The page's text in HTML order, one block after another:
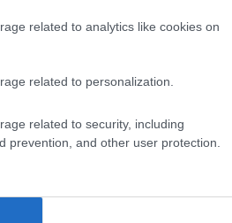
related to analytics like cookies on
related to personalization.
related to security, including
prevention, and other user protection.